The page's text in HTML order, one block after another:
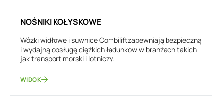
NOŚNIKI KOŁYSKOWE
Wózki widłowe i suwnice Combiliftzapewniają bezpieczną
i wydajną obsługę ciężkich ładunków w branżach takich
jak transport morski i lotniczy.
WIDOK